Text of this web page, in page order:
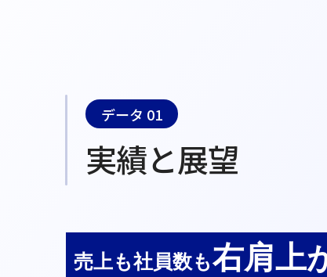
データ 01
実績と展望
売上も社員数も右肩上